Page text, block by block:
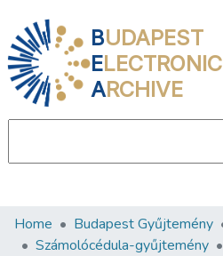
BUDAPEST
ELECTRONIC
ARCHIVE
Communities & Collections
Home Budapest Gyűjtemény
Számolócédula-gyűjtemény